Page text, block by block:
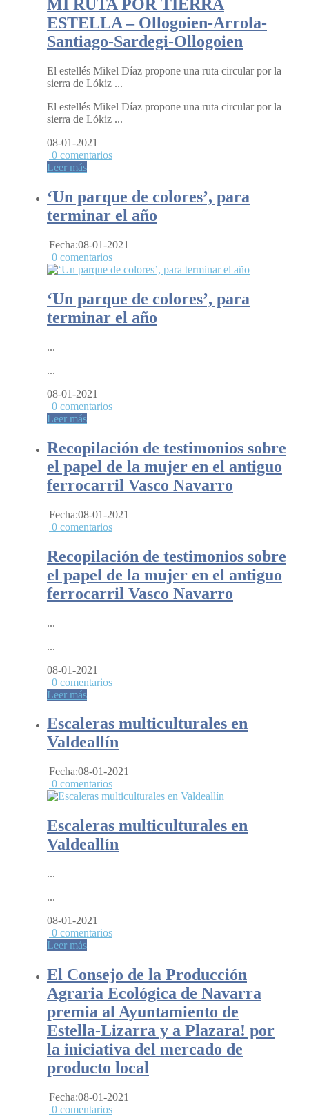
MI RUTA POR TIERRA
ESTELLA – Ollogoien-Arrola-
Santiago-Sardegi-Ollogoien
El estellés Mikel Díaz propone una ruta circular por la
sierra de Lókiz ...
El estellés Mikel Díaz propone una ruta circular por la
sierra de Lókiz ...
08-01-2021
| 0 comentarios
Leer más
‘Un parque de colores’, para
terminar el año
|Fecha:08-01-2021
| 0 comentarios
‘Un parque de colores’, para
terminar el año
...
...
08-01-2021
| 0 comentarios
Leer más
Recopilación de testimonios sobre
el papel de la mujer en el antiguo
ferrocarril Vasco Navarro
|Fecha:08-01-2021
| 0 comentarios
Recopilación de testimonios sobre
el papel de la mujer en el antiguo
ferrocarril Vasco Navarro
...
...
08-01-2021
| 0 comentarios
Leer más
Escaleras multiculturales en
Valdeallín
|Fecha:08-01-2021
| 0 comentarios
Escaleras multiculturales en
Valdeallín
...
...
08-01-2021
| 0 comentarios
Leer más
El Consejo de la Producción
Agraria Ecológica de Navarra
premia al Ayuntamiento de
Estella-Lizarra y a Plazara! por
la iniciativa del mercado de
producto local
|Fecha:08-01-2021
| 0 comentarios